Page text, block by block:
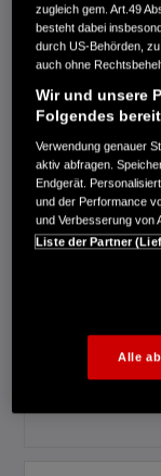
Tragegurt und
UMK 425 UE
Ein
zugleich gem. Art.49
besteht dabei
durch US-Behörden,
auch ohne
Wir und unsere
Folgendes
Verwendung genauer
aktiv abfragen.
Endgerät.
und der Performance
und Verbesserung von
Liste der Partner
Alle